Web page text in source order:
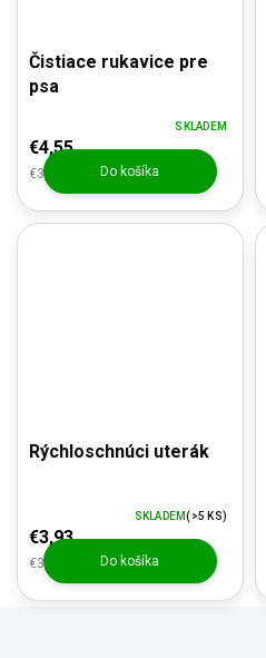
Čistiace rukavice pre
psa
€3,76 bez DPH
€4,55
SKLADEM
Do košíka
Rýchloschnúci uterák
€3,25 bez DPH
€3,93
SKLADEM(>5 KS)
Do košíka